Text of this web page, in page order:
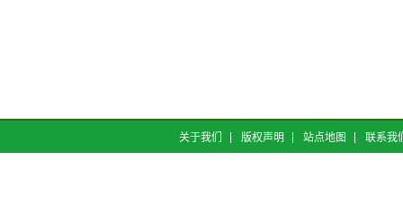
关于我们 版权声明 站点地图 联系我